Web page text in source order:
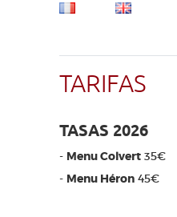
TARIFAS
TASAS 2026
- Menu Colvert 35€
- Menu Héron 45€